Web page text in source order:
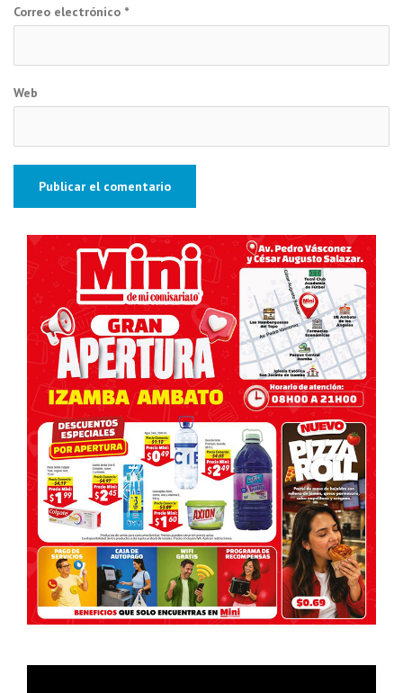
Correo electrónico *
Web